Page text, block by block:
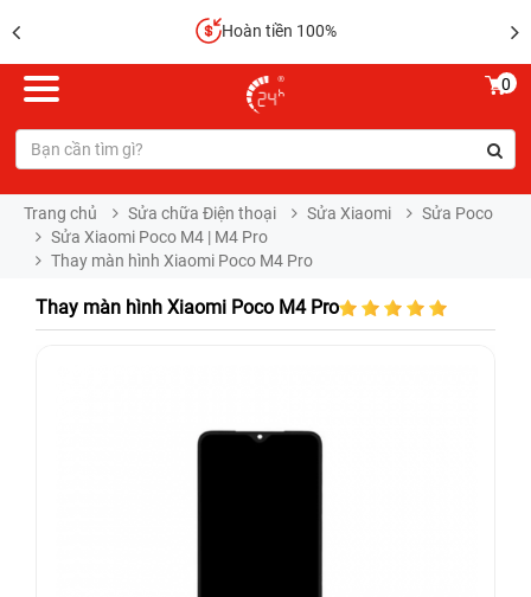
Hoàn tiền 100%
0
Trang chủ Sửa chữa Điện thoại Sửa Xiaomi
Sửa Poco
Sửa Xiaomi Poco M4 | M4 Pro
Thay màn hình Xiaomi Poco M4 Pro
Thay màn hình Xiaomi Poco M4 Pro